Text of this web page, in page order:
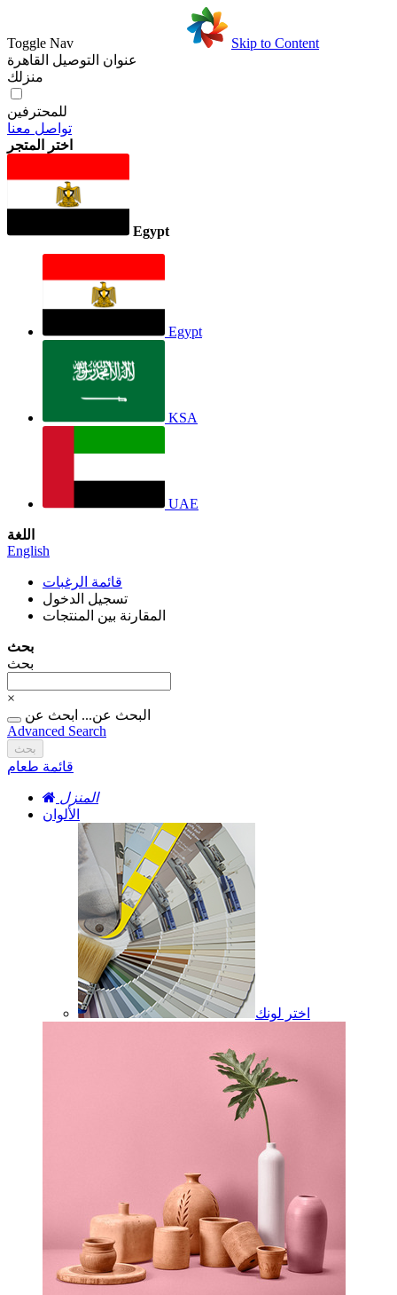
Toggle Nav
Skip to Content
عنوان التوصيل القاهرة
منزلك
للمحترفين
تواصل معنا
اختر المتجر
Egypt
Egypt
KSA
UAE
اللغة
English
قائمة الرغبات
تسجيل الدخول
المقارنة بين المنتجات
بحث
بحث
×
البحث عن... ابحث عن
Advanced Search
بحث
قائمة طعام
المنزل
الألوان
اختر لونك